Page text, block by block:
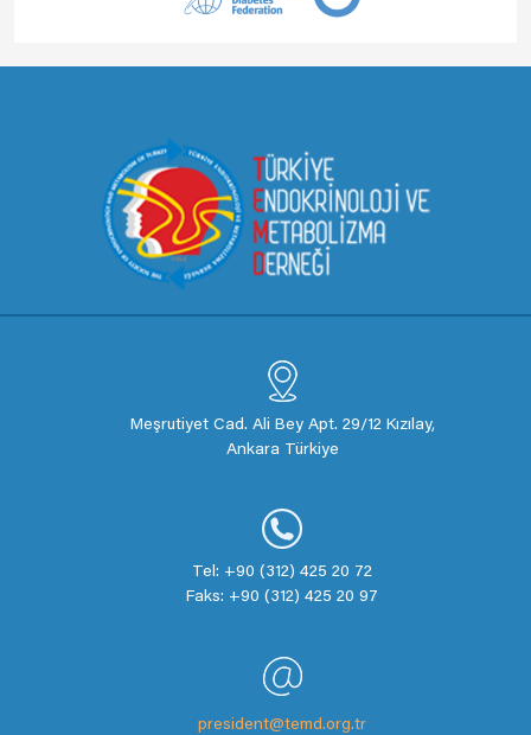
Meşrutiyet Cad. Ali Bey Apt. 29/12 Kızılay,
Ankara Türkiye
Tel: +90 (312) 425 20 72
Faks: +90 (312) 425 20 97
president@temd.org.tr